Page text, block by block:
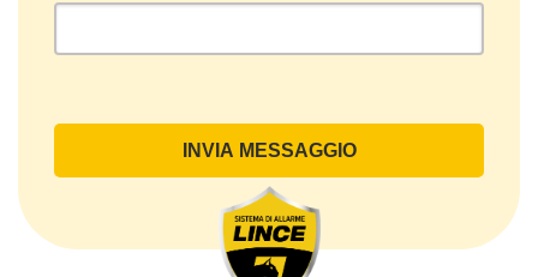
Oggetto del Trattamento
di contatto, così come altri dati necessari ai fini della
fatturazione, come l’indirizzo). Con riferimento a
questi ultimi, cogliamo l’occasione per
sottolineare che i dati delle persone fisiche sono
sempre qualificati come personali, mentre le persone